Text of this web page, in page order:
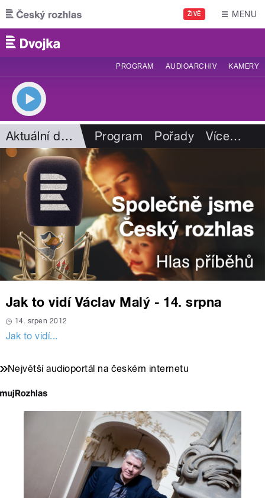
Přejít k hlavnímu obsahu
ŽIVĚ MENU
PROGRAM AUDIOARCHIV KAMERY
Aktuální dění Program Pořady Více…
Jak to vidí Václav Malý - 14. srpna
14. srpen 2012
Jak to vidí...
Největší audioportál na českém internetu